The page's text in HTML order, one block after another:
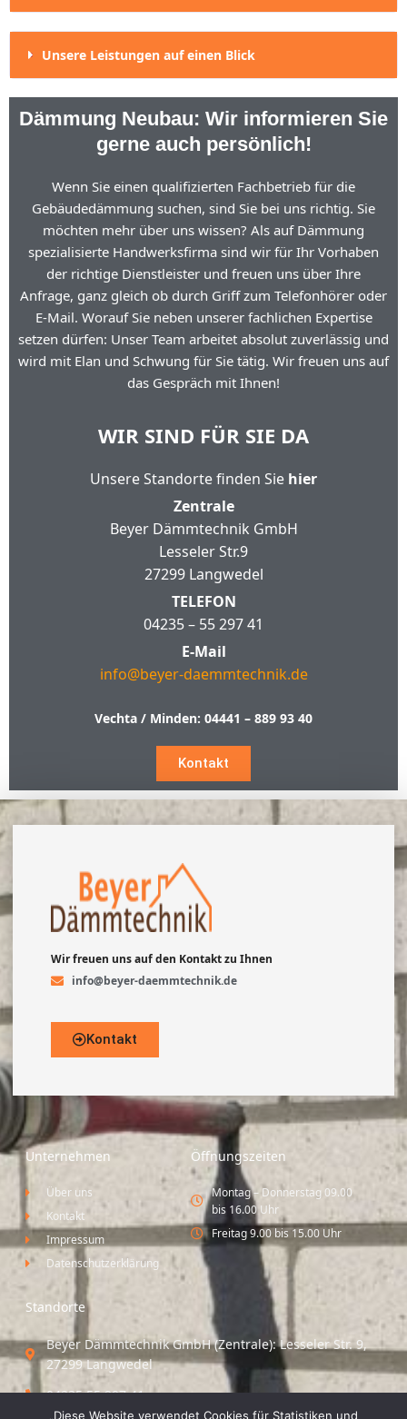
Unsere Leistungen auf einen Blick
Dämmung Neubau: Wir informieren Sie
gerne auch persönlich!
Wenn Sie einen qualifizierten Fachbetrieb für die
Gebäudedämmung suchen, sind Sie bei uns richtig. Sie
möchten mehr über uns wissen? Als auf Dämmung
spezialisierte Handwerksfirma sind wir für Ihr Vorhaben
der richtige Dienstleister und freuen uns über Ihre
Anfrage, ganz gleich ob durch Griff zum Telefonhörer oder
E-Mail. Worauf Sie neben unserer fachlichen Expertise
setzen dürfen: Unser Team arbeitet absolut zuverlässig und
wird mit Elan und Schwung für Sie tätig. Wir freuen uns auf
das Gespräch mit Ihnen!
WIR SIND FÜR SIE DA
Unsere Standorte finden Sie hier
Zentrale
Beyer Dämmtechnik GmbH
Lesseler Str.9
27299 Langwedel
TELEFON
04235 – 55 297 41
E-Mail
info@beyer-daemmtechnik.de
Vechta / Minden: 04441 – 889 93 40
Kontakt
Wir freuen uns auf den Kontakt zu Ihnen
info@beyer-daemmtechnik.de
Kontakt
Unternehmen
Über uns
Kontakt
Impressum
Datenschutzerklärung
Öffnungszeiten
Montag – Donnerstag 09.00
bis 16.00 Uhr
Freitag 9.00 bis 15.00 Uhr
Standorte
Beyer Dämmtechnik GmbH (Zentrale): Lesseler Str. 9,
27299 Langwedel
04235 55 297 41
„Diese Website verwendet Cookies für Statistiken und